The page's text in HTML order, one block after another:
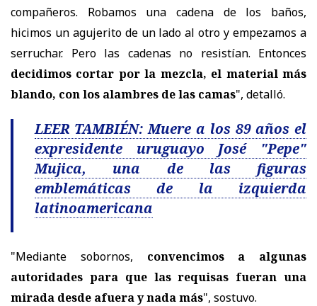
compañeros. Robamos una cadena de los baños,
hicimos un agujerito de un lado al otro y empezamos a
serruchar. Pero las cadenas no resistían. Entonces
decidimos cortar por la mezcla, el material más
blando, con los alambres de las camas", detalló.
LEER TAMBIÉN: Muere a los 89 años el
expresidente uruguayo José "Pepe"
Mujica, una de las figuras
emblemáticas de la izquierda
latinoamericana
"Mediante sobornos, convencimos a algunas
autoridades para que las requisas fueran una
mirada desde afuera y nada más", sostuvo.